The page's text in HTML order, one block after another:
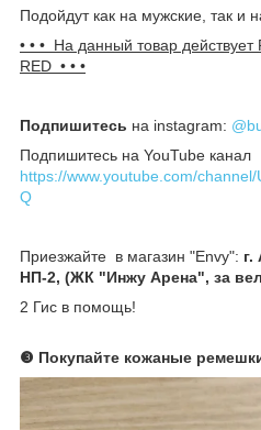
Подойдут как на мужские, так и
• • • На данный товар
RED • • •
Подпишитесь на instagram:
Подпишитесь на YouTube канал
https://www.youtube.com/
Q
Приезжайте в магазин "Envy":
НП-2, (ЖК "Инжу Арена", за
2 Гис в помощь!
❸ Покупайте кожаные